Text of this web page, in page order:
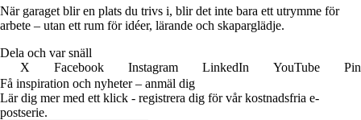
När garaget blir en plats du trivs i, blir det inte bara ett utrymme för
arbete – utan ett rum för idéer, lärande och skaparglädje.
Dela och var snäll
X
Facebook Instagram LinkedIn YouTube
Få inspiration och nyheter – anmäl dig
Lär dig mer med ett klick - registrera dig för vår kostnadsfria e-
postserie.